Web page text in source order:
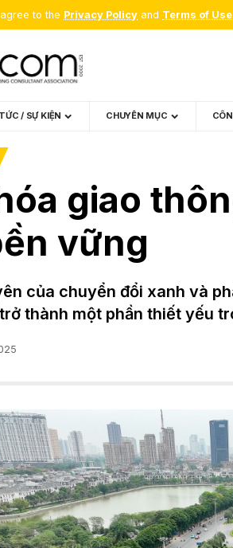
to the Privacy Policy and Terms of Use
/ SỰ KIỆN CHUYÊN MỤC
giao
vững
của chuyển đổi xanh và
thành một phần thiết yếu